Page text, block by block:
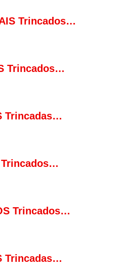
Trincados…
Trincados…
Trincadas…
Trincados…
Trincados…
Trincadas…